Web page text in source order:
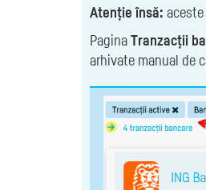
Atenție însă:
PaginaTranzacții
arhivate manual de